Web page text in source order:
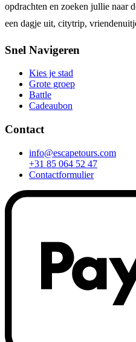
opdrachten en zoeken jullie naar
een dagje uit, citytrip,
Snel Navigeren
Kies je stad
Grote groep
Battle
Cadeaubon
Contact
info@escapetours.com
+31 85 064 52 47
Contactformulier